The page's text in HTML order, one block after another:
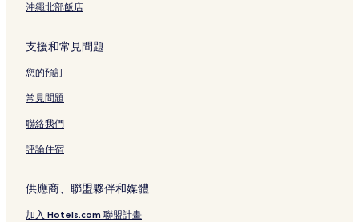
忠武路附近的設有廚房的飯店
忠武路附近的方便購物的飯店
首爾 3 星級飯店
首爾 2 星級飯店
沖繩北部飯店
支援和常見問題
您的預訂
常見問題
聯絡我們
評論住宿
供應商、聯盟夥伴和媒體
加入 Hotels.com 聯盟計畫